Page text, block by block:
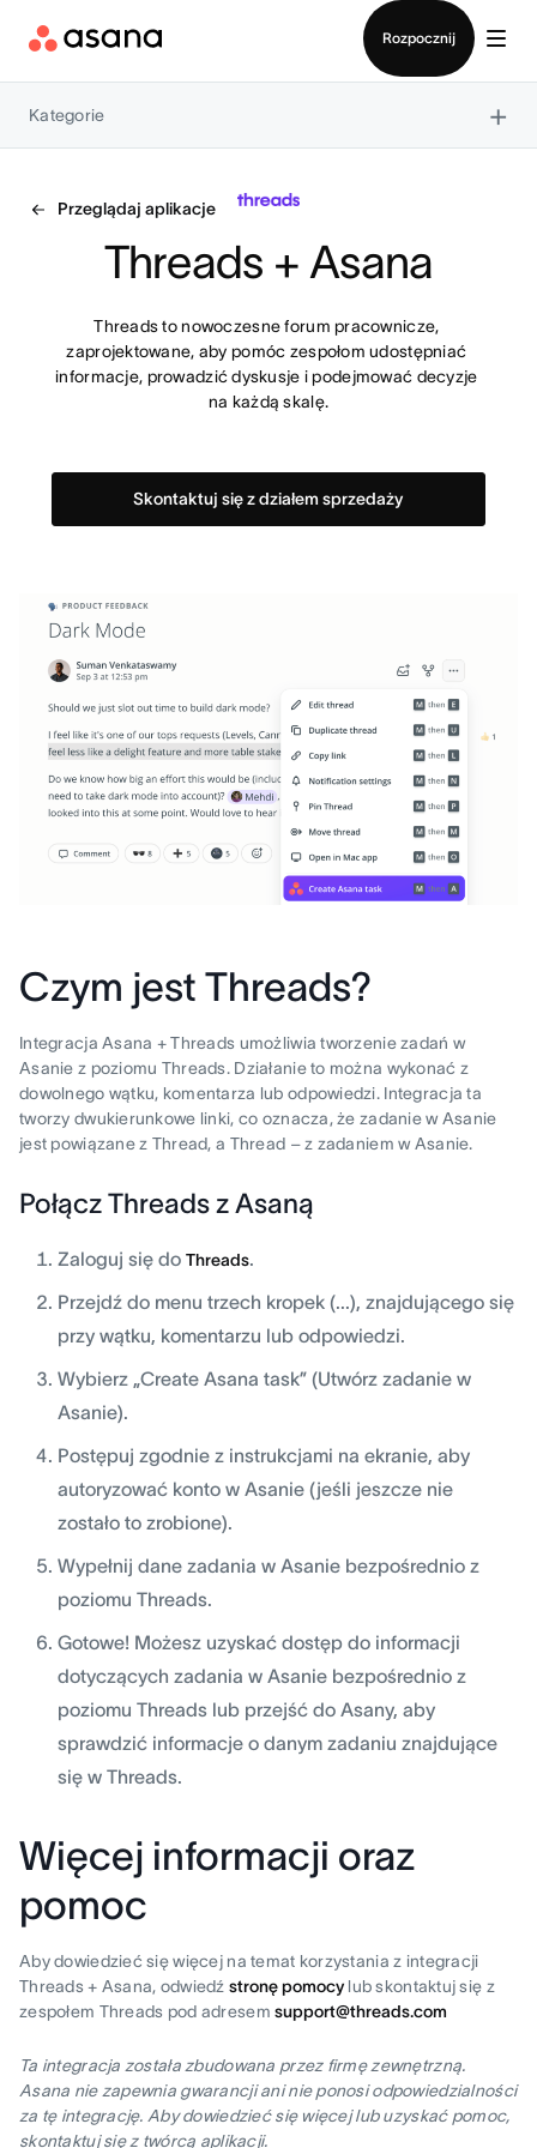
Rozpocznij
Kategorie ×
Przeglądaj aplikacje
Threads + Asana
Threads to nowoczesne forum pracownicze,
zaprojektowane, aby pomóc zespołom udostępniać
informacje, prowadzić dyskusje i podejmować decyzje
na każdą skalę.
Skontaktuj się z działem sprzedaży
Czym jest Threads?
Integracja Asana + Threads umożliwia tworzenie zadań w
Asanie z poziomu Threads. Działanie to można wykonać z
dowolnego wątku, komentarza lub odpowiedzi. Integracja ta
tworzy dwukierunkowe linki, co oznacza, że zadanie w Asanie
jest powiązane z Thread, a Thread – z zadaniem w Asanie.
Połącz Threads z Asaną
Zaloguj się do Threads
Przejdź do menu trzech kropek (...), znajdującego się
przy wątku, komentarzu lub odpowiedzi.
Wybierz „Create Asana task” (Utwórz zadanie w
Asanie).
Postępuj zgodnie z instrukcjami na ekranie, aby
autoryzować konto w Asanie (jeśli jeszcze nie
zostało to zrobione).
Wypełnij dane zadania w Asanie bezpośrednio z
poziomu Threads.
Gotowe! Możesz uzyskać dostęp do informacji
dotyczących zadania w Asanie bezpośrednio z
poziomu Threads lub przejść do Asany, aby
sprawdzić informacje o danym zadaniu znajdujące
się w Threads.
Więcej informacji oraz
pomoc
Aby dowiedzieć się więcej na temat korzystania z integracji
Threads + Asana, odwiedź stronę pomocy lub skontaktuj się z
zespołem Threads pod adresemsupport@threads.com
Ta integracja została zbudowana przez firmę zewnętrzną.
Asana nie zapewnia gwarancji ani nie ponosi odpowiedzialności
za tę integrację. Aby dowiedzieć się więcej lub uzyskać pomoc,
skontaktuj się z twórcą aplikacji.